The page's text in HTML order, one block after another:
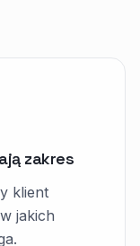
zakres
klient
jakich